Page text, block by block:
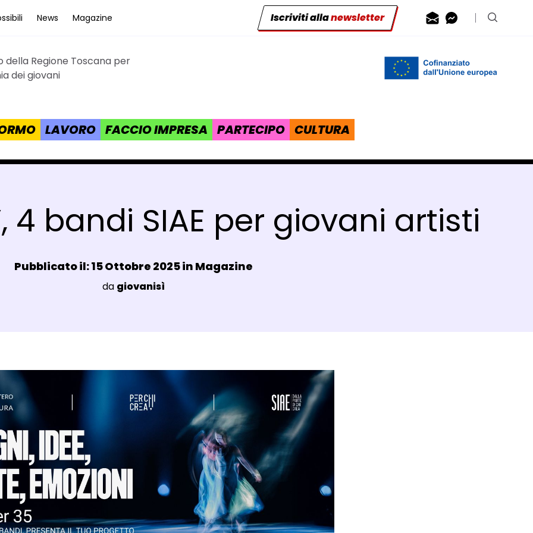
News Magazine Iscriviti allanewsletter Contattaci via
Contattaci
Cerca
della Regione Toscana per
dei giovani
LAVORO FACCIO IMPRESA PARTECIPO CULTURA
4 bandi SIAE per giovani artisti
Data e ora:
Pubblicato il: 15 Ottobre 2025 in Magazine
Luogo:
da giovanisì
Post Magazine